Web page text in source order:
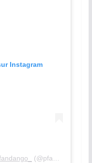
Instagram
(@pfandango_) le